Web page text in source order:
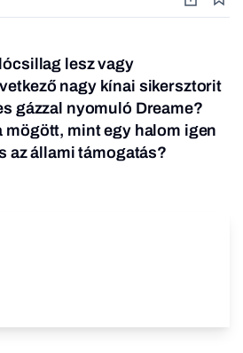
lesz vagy
nagy kínai sikersztorit
gázzal nyomuló Dreame?
mögött, mint egy halom igen
az állami támogatás?